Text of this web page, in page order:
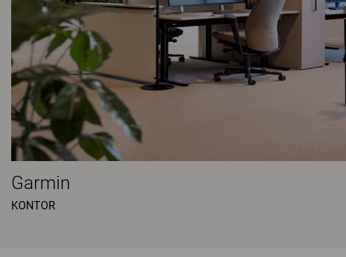
Garmin
KONTOR